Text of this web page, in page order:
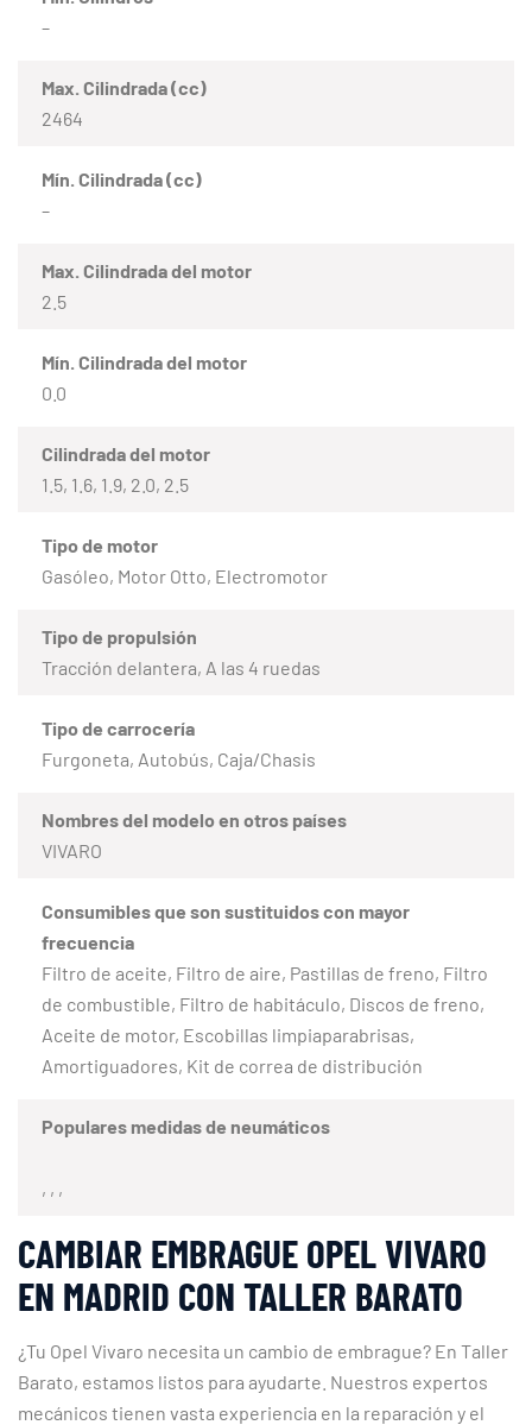
–
Max. Cilindrada (cc)
2464
Mín. Cilindrada (cc)
–
Max. Cilindrada del motor
2.5
Mín. Cilindrada del motor
0.0
Cilindrada del motor
1.5, 1.6, 1.9, 2.0, 2.5
Tipo de motor
Gasóleo, Motor Otto, Electromotor
Tipo de propulsión
Tracción delantera, A las 4 ruedas
Tipo de carrocería
Furgoneta, Autobús, Caja/Chasis
Nombres del modelo en otros países
VIVARO
Consumibles que son sustituidos con mayor
frecuencia
Filtro de aceite, Filtro de aire, Pastillas de freno, Filtro
de combustible, Filtro de habitáculo, Discos de freno,
Aceite de motor, Escobillas limpiaparabrisas,
Amortiguadores, Kit de correa de distribución
Populares medidas de neumáticos
, , ,
CAMBIAR EMBRAGUE OPEL VIVARO
EN MADRID CON TALLER BARATO
¿Tu Opel Vivaro necesita un cambio de embrague? En Taller
Barato, estamos listos para ayudarte. Nuestros expertos
mecánicos tienen vasta experiencia en la reparación y el